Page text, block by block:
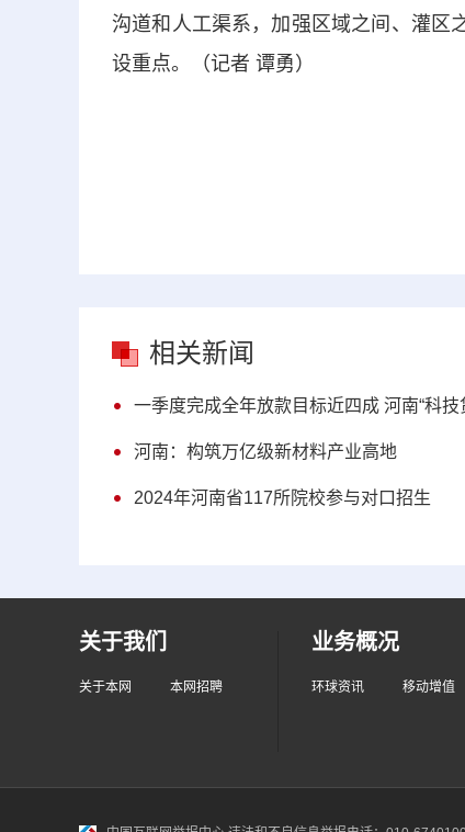
沟道和人工渠系，加强区域之间、灌区
设重点。（记者 谭勇）
相关新闻
一季度完成全年放款目标近四成 河南“科
河南：构筑万亿级新材料产业高地
2024年河南省117所院校参与对口招生
关于我们
关于本网 本网招聘
业务概况
环球资讯 移动增值